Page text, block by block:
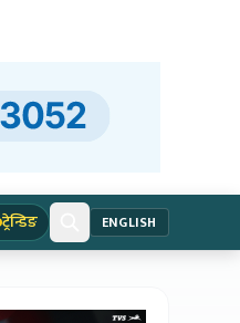
ट्रेन्डिङ ENGLISH